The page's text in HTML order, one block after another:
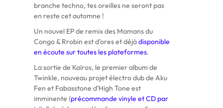
branche techno, tes oreilles ne seront pas
en reste cet automne !
Un nouvel EP de remix des Mamans du
Congo & Rrobin est d’ores et déjàdisponible
en écoute sur toutes les plateformes.
La sortie de Kaïros, le premier album de
Twinkle, nouveau projet électro dub de Aku
Fen et Fabasstone d’High Tone est
imminente (précommande vinyle et CD par